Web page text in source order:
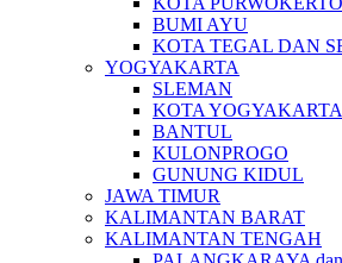
BUMI AYU
KOTA TEGAL DAN
YOGYAKARTA
SLEMAN
KOTA YOGYAKARTA
BANTUL
KULONPROGO
GUNUNG KIDUL
JAWA TIMUR
KALIMANTAN BARAT
KALIMANTAN TENGAH